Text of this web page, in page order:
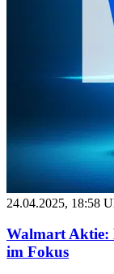
24.04.2025, 18:58
Walmart Aktie:
im Fokus